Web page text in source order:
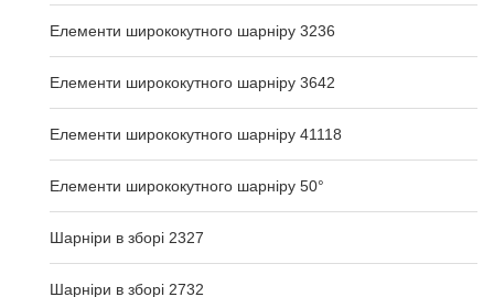
Елементи ширококутного шарніру 3236
Елементи ширококутного шарніру 3642
Елементи ширококутного шарніру 41118
Елементи ширококутного шарніру 50°
Шарніри в зборі 2327
Шарніри в зборі 2732